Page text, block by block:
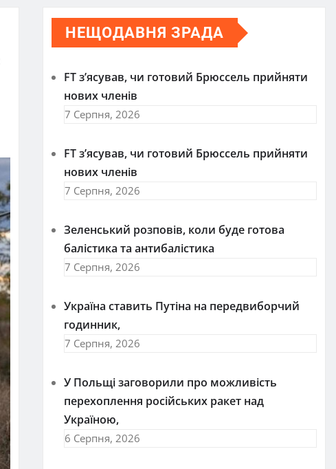
НЕЩОДАВНЯ ЗРАДА
FT зʼясував, чи готовий Брюссель прийняти
нових членів
7 Серпня, 2026
FT зʼясував, чи готовий Брюссель прийняти
нових членів
7 Серпня, 2026
Зеленський розповів, коли буде готова
балістика та антибалістика
7 Серпня, 2026
Україна ставить Путіна на передвиборчий
годинник,
7 Серпня, 2026
У Польщі заговорили про можливість
перехоплення російських ракет над
Україною,
6 Серпня, 2026